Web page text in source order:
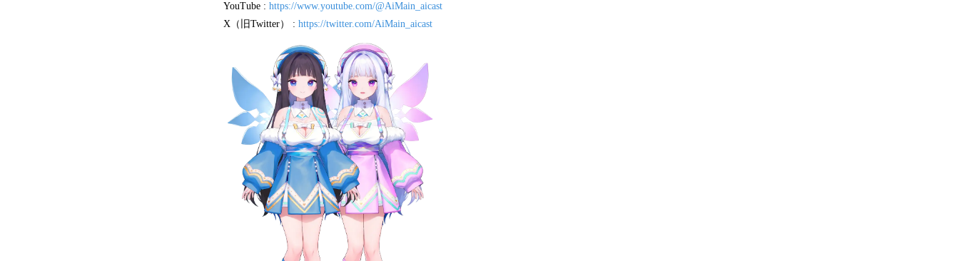
YouTube : https://www.youtube.com/@AiMain_aicast
X（旧Twitter） : https://twitter.com/AiMain_aicast